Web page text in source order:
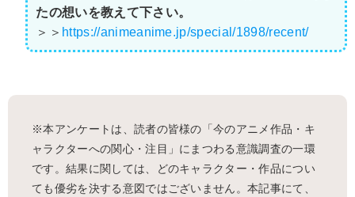
たの想いを教えて下さい。
＞＞ https://animeanime.jp/special/1898/recent/
※本アンケートは、読者の皆様の「今のアニメ作品・キ
ャラクターへの関心・注目」にまつわる意識調査の一環
です。結果に関しては、どのキャラクター・作品につい
ても優劣を決する意図ではございません。本記事にて、